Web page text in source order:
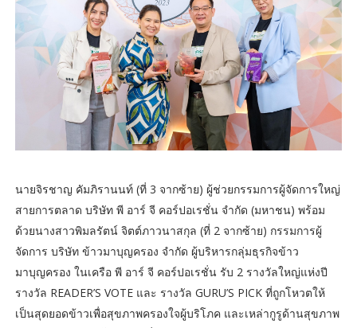
นายจิรชาญ คัมภิรานนท์ (ที่ 3 จากซ้าย) ผู้ช่วยกรรมการผู้จัดการใหญ่
สายการตลาด บริษัท พี อาร์ จี คอร์ปอเรชั่น จำกัด (มหาชน) พร้อม
ด้วยนางสาวพิมลรัตน์ จิตต์ภาวนาสกุล (ที่ 2 จากซ้าย) กรรมการผู้
จัดการ บริษัท ข้าวมาบุญครอง จำกัด ผู้บริหารกลุ่มธุรกิจข้าว
มาบุญครอง ในเครือ พี อาร์ จี คอร์ปอเรชั่น รับ 2 รางวัลใหญ่แห่งปี
รางวัล READER’S VOTE และ รางวัล GURU’S PICK ที่ถูกโหวตให้
เป็นสุดยอดข้าวเพื่อสุขภาพครองใจผู้บริโภค และเหล่ากูรูด้านสุขภาพ